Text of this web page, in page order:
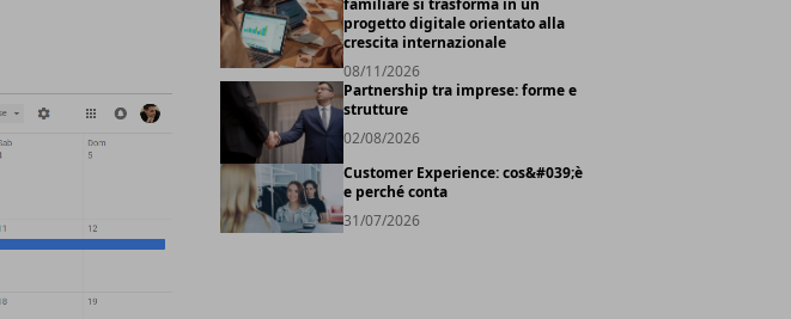
familiare si trasforma in un
progetto digitale orientato alla
crescita internazionale
08/11/2026
Partnership tra imprese: forme e
strutture
02/08/2026
Customer Experience: cos&#039;è
e perché conta
31/07/2026